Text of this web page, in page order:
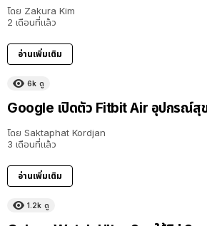
โดย Zakura Kim
2 เดือนที่แล้ว
อ่านเพิ่มเติม
6k ดู
Google เปิดตัว Fitbit Air อุปกรณ์สุ
โดย Saktaphat Kordjan
3 เดือนที่แล้ว
อ่านเพิ่มเติม
1.2k ดู